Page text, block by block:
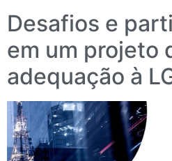
Desafios e
em um projeto
adequação à